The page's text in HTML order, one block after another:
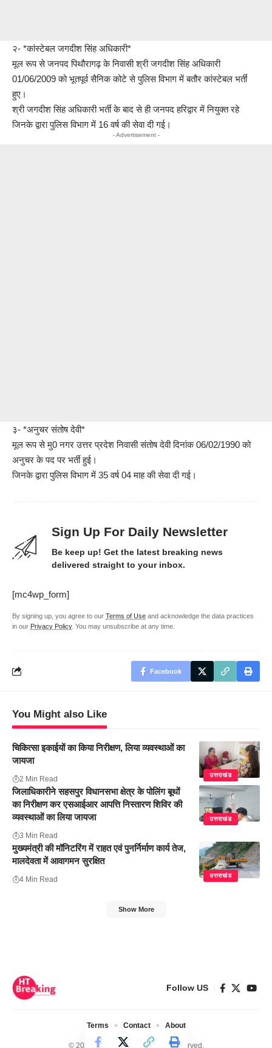
२- *कांस्टेबल जगदीश सिंह अधिकारी*
मूल रूप से जनपद पिथौरागढ़ के निवासी श्री जगदीश सिंह अधिकारी
01/06/2009 को भूतपूर्व सैनिक कोटे से पुलिस विभाग में बतौर कांस्टेबल भर्ती
हुए।
श्री जगदीश सिंह अधिकारी भर्ती के बाद से ही जनपद हरिद्वार में नियुक्त रहे
जिनके द्वारा पुलिस विभाग में 16 वर्ष की सेवा दी गई।
- Advertisement -
३- *अनुचर संतोष देवी*
मूल रूप से मु0 नगर उत्तर प्रदेश निवासी संतोष देवी दिनांक 06/02/1990 को
अनुचर के पद पर भर्ती हुई।
जिनके द्वारा पुलिस विभाग में 35 वर्ष 04 माह की सेवा दी गई।
Sign Up For Daily Newsletter
Be keep up! Get the latest breaking news
delivered straight to your inbox.
[mc4wp_form]
By signing up, you agree to our Terms of Use and acknowledge the data practices
in our Privacy Policy. You may unsubscribe at any time.
Facebook
You Might also Like
उत्तराखंड
चिकित्सा इकाईयों का किया निरीक्षण, लिया व्यवस्थाओं का
जायजा
2 Min Read
उत्तराखंड
जिलाधिकारीने सहसपुर विधानसभा क्षेत्र के पोलिंग बूथों
का निरीक्षण कर एसआईआर आपत्ति निस्तारण शिविर की
व्यवस्थाओं का लिया जायजा
3 Min Read
उत्तराखंड
मुख्यमंत्री की मॉनिटरिंग में राहत एवं पुनर्निर्माण कार्य तेज,
मालदेवता में आवागमन सुरक्षित
4 Min Read
Show More
Follow US
© 2024 Ht Breaking. All Rights Reserved.
Terms Contact About